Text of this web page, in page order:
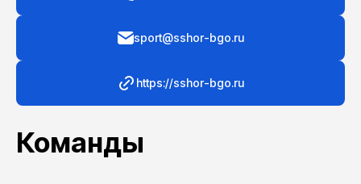
sport@sshor-bgo.ru
https://sshor-bgo.ru
Команды